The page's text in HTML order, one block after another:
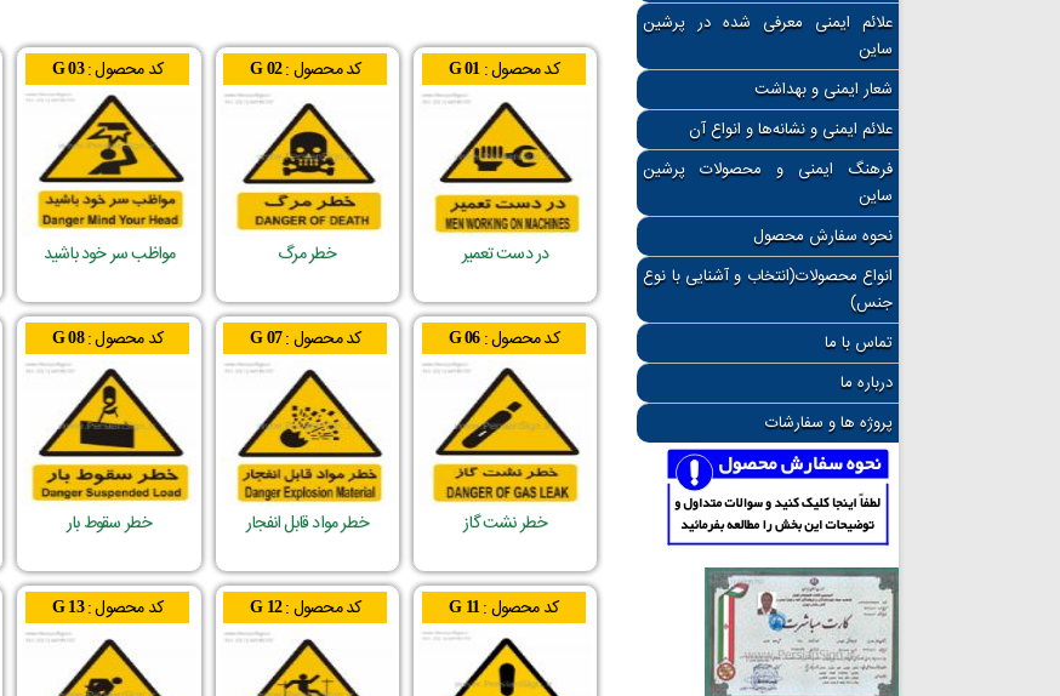
علائم ایمنی معرفی شده در پرشین
ساین
شعار ایمنی و بهداشت
علائم ایمنی و نشانه‌ها و انواع آن
فرهنگ ایمنی و محصولات پرشین
ساین
نحوه سفارش محصول
انواع محصولات(انتخاب و آشنایی با نوع
جنس)
تماس با ما
درباره ما
پروژه ها و سفارشات
کد محصول :G 01
در دست تعمیر
کد محصول :G 02
خطر مرگ
کد محصول :G 03
مواظب سر خود باشید
کد محصول :G 06
خطر نشت گاز
کد محصول :G 07
خطر مواد قابل انفجار
کد محصول :G 08
خطر سقوط بار
کد محصول :G 11 کد محصول :G 12 کد محصول :G 13